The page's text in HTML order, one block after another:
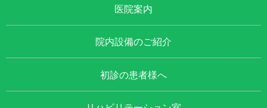
医院案内
院内設備のご紹介
初診の患者様へ